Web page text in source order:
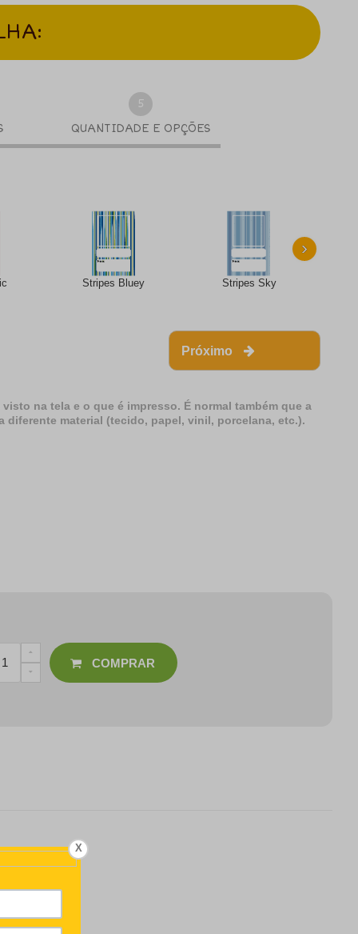
5
QUANTIDADE E OPÇÕES
Stripes Bluey Stripes Sky
›
Próximo
na tela e o que é impresso. É normal também que a
diferente material (tecido, papel, vinil, porcelana, etc.).
COMPRAR
X